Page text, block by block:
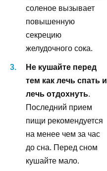
соленое вызывает
повышенную
секрецию
желудочного сока.
Не кушайте перед
тем как лечь спать и
лечь отдохнуть.
Последний прием
пищи рекомендуется
на менее чем за час
до сна. Перед сном
кушайте мало.